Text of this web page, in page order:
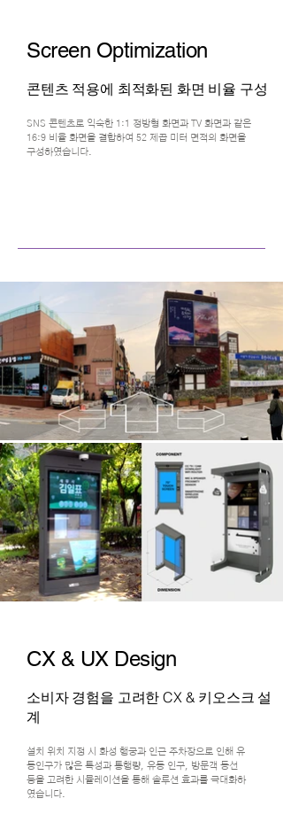
Screen Optimization
콘텐츠 적용에 최적화된 화면 비율 구성
SNS 콘텐츠로 익숙한 1:1 정방형 화면과 TV 화면과 같은
16:9 비율 화면을 결합하여 52 제곱 미터 면적의 화면을
구성하였습니다.
CX & UX Design
소비자 경험을 고려한 CX & 키오스크 설
계
설치 위치 지정 시 화성 행궁과 인근 주차장으로 인해 유
동인구가 많은 특성과 통행량, 유동 인구, 방문객 동선
등을 고려한 시뮬레이션을 통해 솔루션 효과를 극대화하
였습니다.